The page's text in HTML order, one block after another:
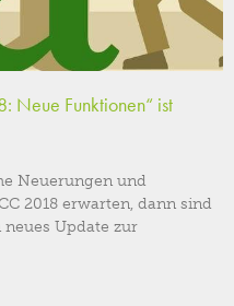
Neue Funktionen“ ist
Neuerungen und
2018 erwarten, dann sind
neues Update zur